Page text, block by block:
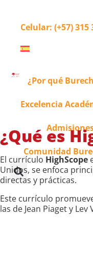
Celular: (+57) 315
¿Por qué
Excelencia
Comunidad
¿Qué es
El currículo HighScope
Unidos, se enfoca
directas y prácticas.
Este currículo
las de Jean Piaget y